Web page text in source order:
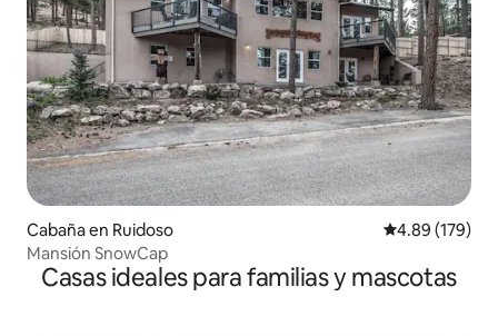
Cabaña en Ruidoso Calificación
4.89 (179)
Mansión SnowCap
Casas ideales para familias y mascotas